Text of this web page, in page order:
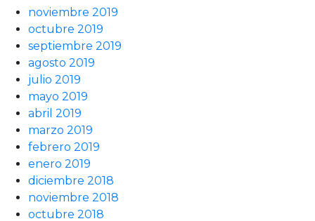
noviembre 2019
octubre 2019
septiembre 2019
agosto 2019
julio 2019
mayo 2019
abril 2019
marzo 2019
febrero 2019
enero 2019
diciembre 2018
noviembre 2018
octubre 2018